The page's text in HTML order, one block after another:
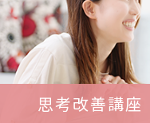
思考改善講座